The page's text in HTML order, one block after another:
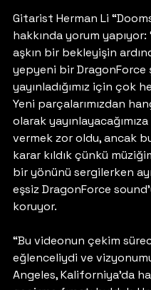
Gitarist Herman Li
hakkında yorum yapıyor:
aşkın bir bekleyişin
yepyeni bir DragonForce
yayınladığımız için çok
Yeni parçalarımızdan
olarak
vermek zor oldu, ancak
karar kıldık çünkü
bir yönünü sergilerken
eşsiz DragonForce
koruyor.
“Bu videonun çekim
eğlenceliydi ve
Angeles, Kaliforniya’da